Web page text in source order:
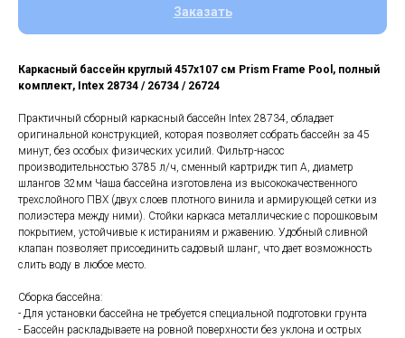
Заказать
Каркасный бассейн круглый 457х107 cм Prism Frame Pool, полный
комплект, Intex 28734 / 26734 / 26724
Практичный сборный каркасный бассейн Intex 28734, обладает
оригинальной конструкцией, которая позволяет собрать бассейн за 45
минут, без особых физических усилий. Фильтр-насос
производительностью 3785 л/ч, сменный картридж тип А, диаметр
шлангов 32мм Чаша бассейна изготовлена из высококачественного
трехслойного ПВХ (двух слоев плотного винила и армирующей сетки из
полиэстера между ними). Стойки каркаса металлические с порошковым
покрытием, устойчивые к истираниям и ржавению. Удобный сливной
клапан позволяет присоединить садовый шланг, что дает возможность
слить воду в любое место.
Сборка бассейна:
- Для установки бассейна не требуется специальной подготовки грунта
- Бассейн раскладываете на ровной поверхности без уклона и острых